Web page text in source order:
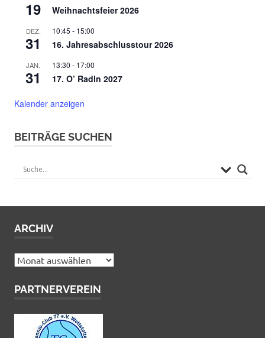
19 Weihnachtsfeier 2026
DEZ.
31
10:45 - 15:00
16. Jahresabschlusstour 2026
JAN.
31
13:30 - 17:00
17. O’ Radln 2027
Kalender anzeigen
BEITRÄGE SUCHEN
ARCHIV
Archiv
PARTNERVEREIN